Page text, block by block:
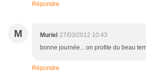
Répondre
M Muriel 27/03/2012 10:43
bonne journée... on profite du beau
Répondre